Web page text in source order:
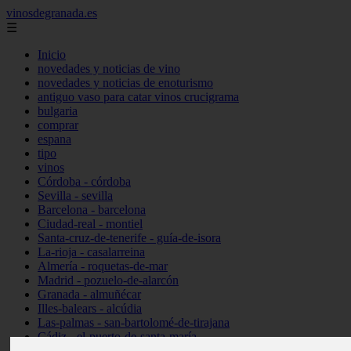
vinosdegranada.es
☰
Inicio
novedades y noticias de vino
novedades y noticias de enoturismo
antiguo vaso para catar vinos crucigrama
bulgaria
comprar
espana
tipo
vinos
Córdoba - córdoba
Sevilla - sevilla
Barcelona - barcelona
Ciudad-real - montiel
Santa-cruz-de-tenerife - guía-de-isora
La-rioja - casalarreina
Almería - roquetas-de-mar
Madrid - pozuelo-de-alarcón
Granada - almuñécar
Illes-balears - alcúdia
Las-palmas - san-bartolomé-de-tirajana
Cádiz - el-puerto-de-santa-maría